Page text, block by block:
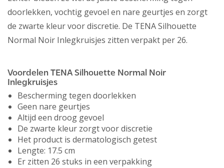
doorlekken, vochtig gevoel en nare geurtjes en zorgt
de zwarte kleur voor discretie. De TENA Silhouette
Normal Noir Inlegkruisjes zitten verpakt per 26.
Voordelen TENA Silhouette Normal Noir
Inlegkruisjes
Bescherming tegen doorlekken
Geen nare geurtjes
Altijd een droog gevoel
De zwarte kleur zorgt voor discretie
Het product is dermatologisch getest
Lengte: 17.5 cm
Er zitten 26 stuks in een verpakking